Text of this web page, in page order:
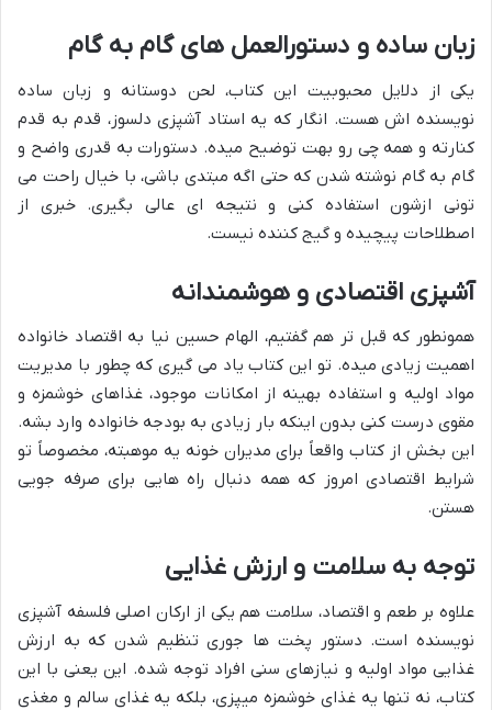
زبان ساده و دستورالعمل های گام به گام
یکی از دلایل محبوبیت این کتاب، لحن دوستانه و زبان ساده
نویسنده اش هست. انگار که یه استاد آشپزی دلسوز، قدم به قدم
کنارته و همه چی رو بهت توضیح میده. دستورات به قدری واضح و
گام به گام نوشته شدن که حتی اگه مبتدی باشی، با خیال راحت می
تونی ازشون استفاده کنی و نتیجه ای عالی بگیری. خبری از
اصطلاحات پیچیده و گیج کننده نیست.
آشپزی اقتصادی و هوشمندانه
همونطور که قبل تر هم گفتیم، الهام حسین نیا به اقتصاد خانواده
اهمیت زیادی میده. تو این کتاب یاد می گیری که چطور با مدیریت
مواد اولیه و استفاده بهینه از امکانات موجود، غذاهای خوشمزه و
مقوی درست کنی بدون اینکه بار زیادی به بودجه خانواده وارد بشه.
این بخش از کتاب واقعاً برای مدیران خونه یه موهبته، مخصوصاً تو
شرایط اقتصادی امروز که همه دنبال راه هایی برای صرفه جویی
هستن.
توجه به سلامت و ارزش غذایی
علاوه بر طعم و اقتصاد، سلامت هم یکی از ارکان اصلی فلسفه آشپزی
نویسنده است. دستور پخت ها جوری تنظیم شدن که به ارزش
غذایی مواد اولیه و نیازهای سنی افراد توجه شده. این یعنی با این
کتاب، نه تنها یه غذای خوشمزه میپزی، بلکه یه غذای سالم و مغذی